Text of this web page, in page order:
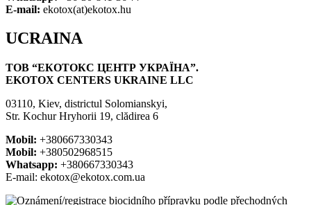
E-mail: ekotox(at)ekotox.hu
UCRAINA
ТОВ “ЕКОТОКС ЦЕНТР УКРАЇНА”.
EKOTOX CENTERS UKRAINE LLC
03110, Kiev, districtul Solomianskyi,
Str. Kochur Hryhorii 19, clădirea 6
Mobil: +380667330343
Mobil: +380502968515
Whatsapp: +380667330343
E-mail: ekotox@ekotox.com.ua